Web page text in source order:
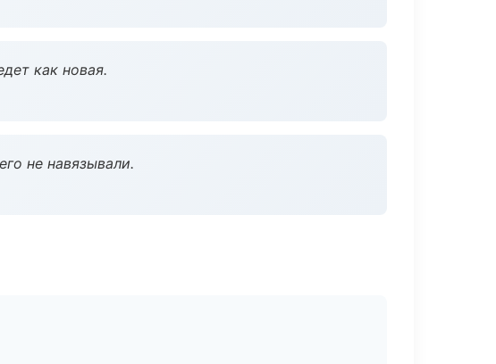
как новая.
не навязывали.